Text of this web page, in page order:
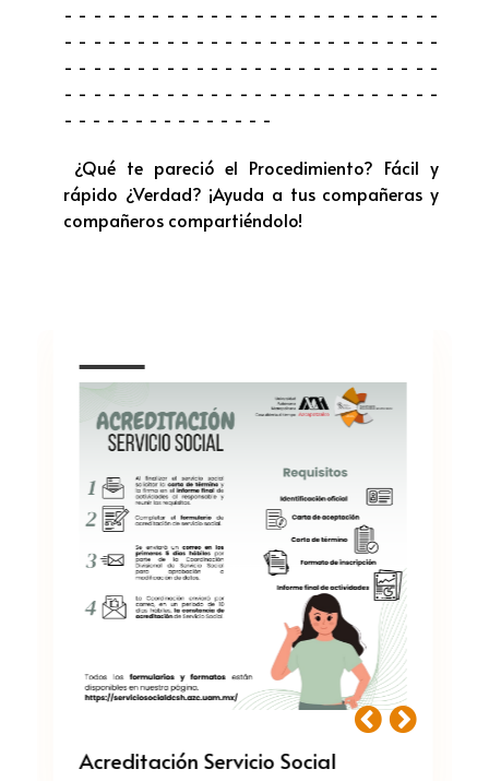
- - - - - - - - - - - - - - - - - - - - - - - - - -
- - - - - - - - - - - - - - - - - - - - - - - - - -
- - - - - - - - - - - - - - - - - - - - - - - - - -
- - - - - - - - - - - - - - - - - - - - - - - - - -
- - - - - - - - - - - - - - -
¿Qué te pareció el Procedimiento? Fácil y
rápido ¿Verdad? ¡Ayuda a tus compañeras y
compañeros compartiéndolo!
Servicio Social